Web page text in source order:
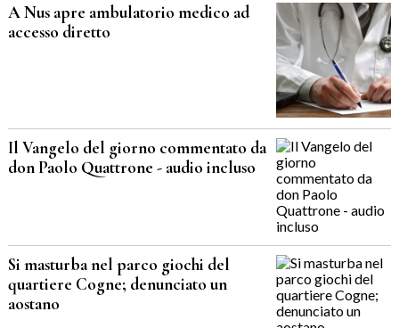
A Nus apre ambulatorio medico ad
accesso diretto
Il Vangelo del giorno commentato da
don Paolo Quattrone - audio incluso
Si masturba nel parco giochi del
quartiere Cogne; denunciato un
aostano